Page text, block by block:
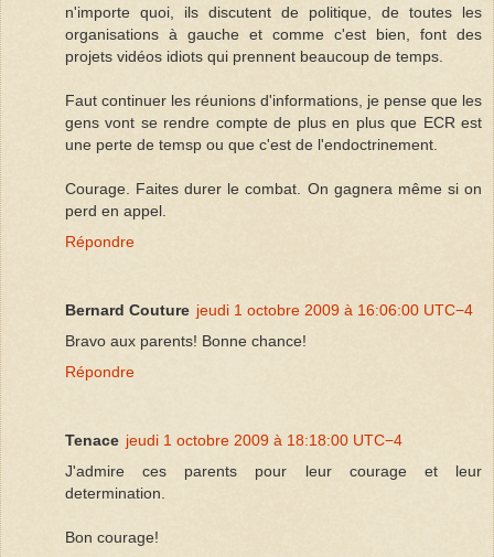
n'importe quoi, ils discutent de politique, de toutes les
organisations à gauche et comme c'est bien, font des
projets vidéos idiots qui prennent beaucoup de temps.
Faut continuer les réunions d'informations, je pense que les
gens vont se rendre compte de plus en plus que ECR est
une perte de temsp ou que c'est de l'endoctrinement.
Courage. Faites durer le combat. On gagnera même si on
perd en appel.
Répondre
Bernard Couture jeudi 1 octobre 2009 à 16:06:00 UTC−4
Bravo aux parents! Bonne chance!
Répondre
Tenace jeudi 1 octobre 2009 à 18:18:00 UTC−4
J'admire ces parents pour leur courage et leur
determination.
Bon courage!